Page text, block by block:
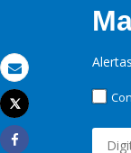
Email
Imprimir
Tweet